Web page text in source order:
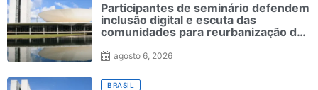
Participantes de seminário defendem
inclusão digital e escuta das
comunidades para reurbanização de
agosto 6, 2026
BRASIL